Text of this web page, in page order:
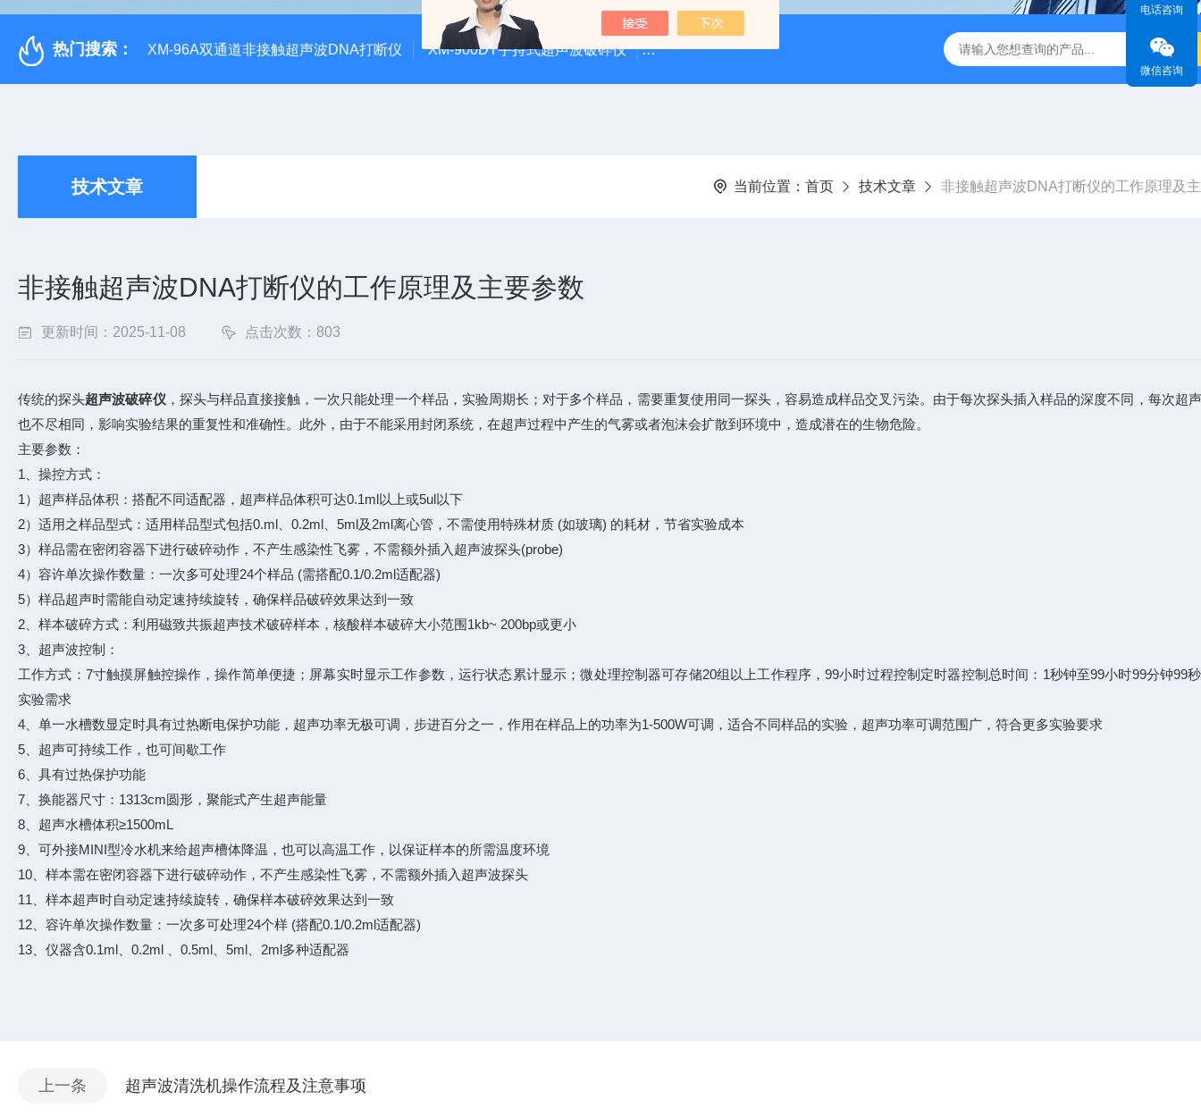
热门搜索： XM-96A双通道非接触超声波DNA打断仪 XM-900DT手持式超声波破碎仪 XM-500UVF液晶静音款超声波清洗机 XM-650T一体式超声波细胞粉碎仪 非接
技术文章 当前位置： 首页 技术文章 非接触超声波DNA打断仪的工作原理及
非接触超声波DNA打断仪的工作原理及主要参数
更新时间：2025-11-08 点击次数：803
传统的探头超声波破碎仪 ，探头与样品直接接触，一次只能处理一个样品，实验周期长；对于多个样品，需要重复使用同一探头，容易造成样品交叉污染。由于每次探头插入样品的深度不同，每次超
也不尽相同，影响实验结果的重复性和准确性。此外，由于不能采用封闭系统，在超声过程中产生的气雾或者泡沫会扩散到环境中，造成潜在的生物危险。
主要参数：
1、操控方式：
1）超声样品体积：搭配不同适配器，超声样品体积可达0.1ml以上或5ul以下
2）适用之样品型式：适用样品型式包括0.ml、0.2ml、5ml及2ml离心管，不需使用特殊材质 (如玻璃) 的耗材，节省实验成本
3）样品需在密闭容器下进行破碎动作，不产生感染性飞雾，不需额外插入超声波探头(probe)
4）容许单次操作数量：一次多可处理24个样品 (需搭配0.1/0.2ml适配器)
5）样品超声时需能自动定速持续旋转，确保样品破碎效果达到一致
2、样本破碎方式：利用磁致共振超声技术破碎样本，核酸样本破碎大小范围1kb~ 200bp或更小
3、超声波控制：
工作方式：7寸触摸屏触控操作，操作简单便捷；屏幕实时显示工作参数，运行状态累计显示；微处理控制器可存储20组以上工作程序，99小时过程控制定时器控制总时间：1秒钟至99小时99分钟99
实验需求
4、单一水槽数显定时具有过热断电保护功能，超声功率无极可调，步进百分之一，作用在样品上的功率为1-500W可调，适合不同样品的实验，超声功率可调范围广，符合更多实验要求
5、超声可持续工作，也可间歇工作
6、具有过热保护功能
7、换能器尺寸：1313cm圆形，聚能式产生超声能量
8、超声水槽体积≥1500mL
9、可外接MINI型冷水机来给超声槽体降温，也可以高温工作，以保证样本的所需温度环境
10、样本需在密闭容器下进行破碎动作，不产生感染性飞雾，不需额外插入超声波探头
11、样本超声时自动定速持续旋转，确保样本破碎效果达到一致
12、容许单次操作数量：一次多可处理24个样 (搭配0.1/0.2ml适配器)
13、仪器含0.1ml、0.2ml 、0.5ml、5ml、2ml多种适配器
上一条 超声波清洗机操作流程及注意事项
电话咨询
微信咨询